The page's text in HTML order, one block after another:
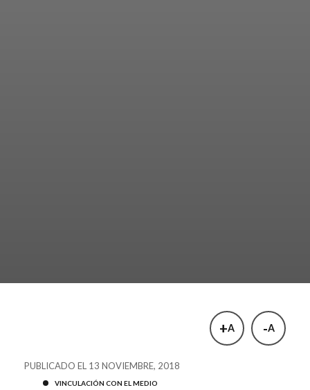
+A -A
PUBLICADO EL 13 NOVIEMBRE, 2018
VINCULACIÓN CON EL MEDIO